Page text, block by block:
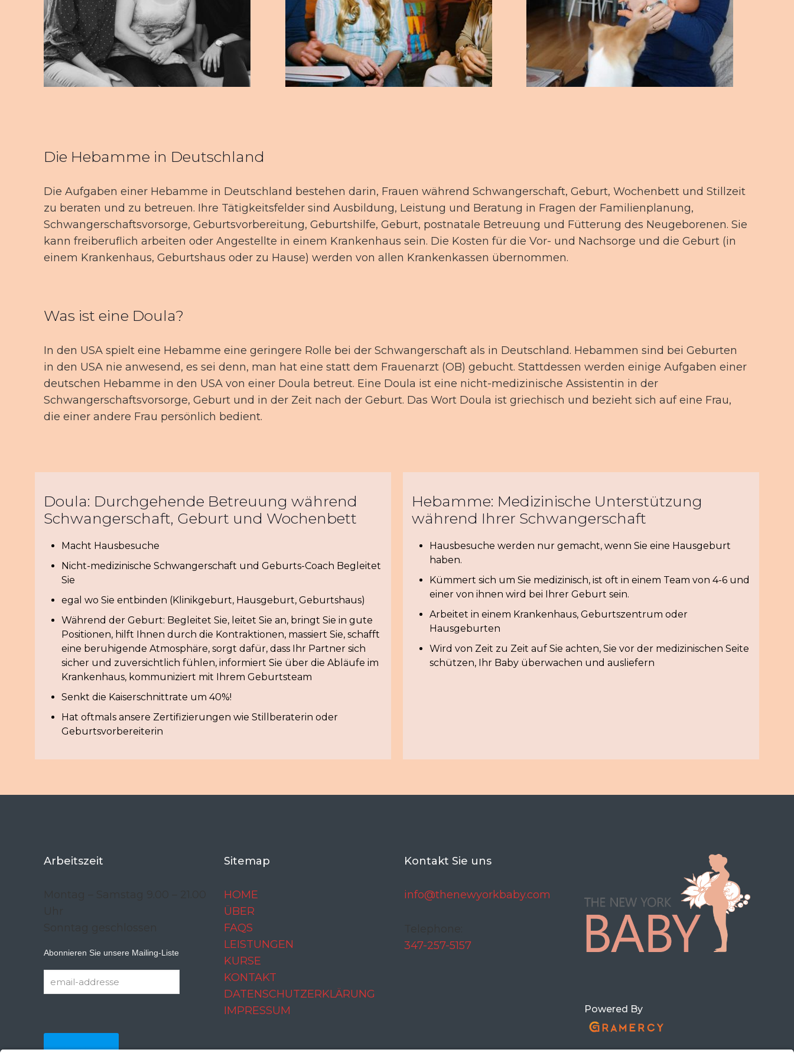
Die Hebamme in Deutschland
Die Aufgaben einer Hebamme in Deutschland bestehen darin, Frauen während Schwangerschaft, Geburt, Wochenbett und Stillzeit
zu beraten und zu betreuen. Ihre Tätigkeitsfelder sind Ausbildung, Leistung und Beratung in Fragen der Familienplanung,
Schwangerschaftsvorsorge, Geburtsvorbereitung, Geburtshilfe, Geburt, postnatale Betreuung und Fütterung des Neugeborenen. Sie
kann freiberuflich arbeiten oder Angestellte in einem Krankenhaus sein. Die Kosten für die Vor- und Nachsorge und die Geburt (in
einem Krankenhaus, Geburtshaus oder zu Hause) werden von allen Krankenkassen übernommen.
Was ist eine Doula?
In den USA spielt eine Hebamme eine geringere Rolle bei der Schwangerschaft als in Deutschland. Hebammen sind bei Geburten
in den USA nie anwesend, es sei denn, man hat eine statt dem Frauenarzt (OB) gebucht. Stattdessen werden einige Aufgaben einer
deutschen Hebamme in den USA von einer Doula betreut. Eine Doula ist eine nicht-medizinische Assistentin in der
Schwangerschaftsvorsorge, Geburt und in der Zeit nach der Geburt. Das Wort Doula ist griechisch und bezieht sich auf eine Frau,
die einer andere Frau persönlich bedient.
Doula: Durchgehende Betreuung während
Schwangerschaft, Geburt und Wochenbett
Macht Hausbesuche
Nicht-medizinische Schwangerschaft und Geburts-Coach Begleitet
Sie
egal wo Sie entbinden (Klinikgeburt, Hausgeburt, Geburtshaus)
Während der Geburt: Begleitet Sie, leitet Sie an, bringt Sie in gute
Positionen, hilft Ihnen durch die Kontraktionen, massiert Sie, schafft
eine beruhigende Atmosphäre, sorgt dafür, dass Ihr Partner sich
sicher und zuversichtlich fühlen, informiert Sie über die Abläufe im
Krankenhaus, kommuniziert mit Ihrem Geburtsteam
Senkt die Kaiserschnittrate um 40%!
Hat oftmals ansere Zertifizierungen wie Stillberaterin oder
Geburtsvorbereiterin
Hebamme: Medizinische Unterstützung
während Ihrer Schwangerschaft
Hausbesuche werden nur gemacht, wenn Sie eine Hausgeburt
haben.
Kümmert sich um Sie medizinisch, ist oft in einem Team von 4-6 und
einer von ihnen wird bei Ihrer Geburt sein.
Arbeitet in einem Krankenhaus, Geburtszentrum oder
Hausgeburten
Wird von Zeit zu Zeit auf Sie achten, Sie vor der medizinischen Seite
schützen, Ihr Baby überwachen und ausliefern
Arbeitszeit
Abonnieren Sie unsere Mailing-Liste
Sitemap
HOME
ÜBER
FAQS
LEISTUNGEN
KURSE
KONTAKT
DATENSCHUTZERKLÄRUNG
IMPRESSUM
Kontakt Sie uns
info@thenewyorkbaby.com
347-257-5157
Powered By